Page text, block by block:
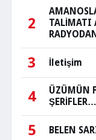
2
TALİMATI
3 İletişim
4
ÜZÜMÜN
ŞERİFLER…
5 BELEN